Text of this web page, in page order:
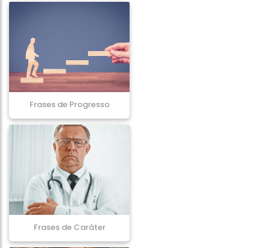
Frases de Progresso
Frases de Caráter